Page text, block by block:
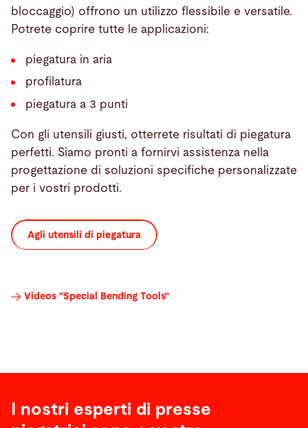
bloccaggio) offrono un utilizzo flessibile e versatile.
Potrete coprire tutte le applicazioni:
piegatura in aria
profilatura
piegatura a 3 punti
Con gli utensili giusti, otterrete risultati di piegatura
perfetti. Siamo pronti a fornirvi assistenza nella
progettazione di soluzioni specifiche personalizzate
per i vostri prodotti.
Agli utensili di piegatura
Videos "Special Bending Tools"
I nostri esperti di presse